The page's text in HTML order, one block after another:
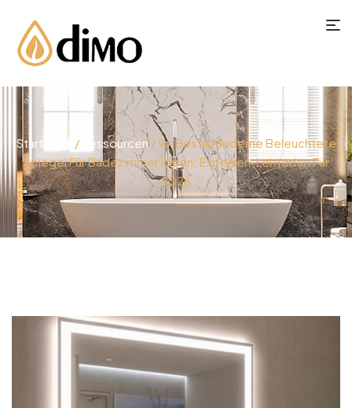
Startseite / Ressourcen/ 9+ Beste Moderne Beleuchtete
Spiegel Für Badezimmer Ideen: Experten-Leitfaden Für
2026